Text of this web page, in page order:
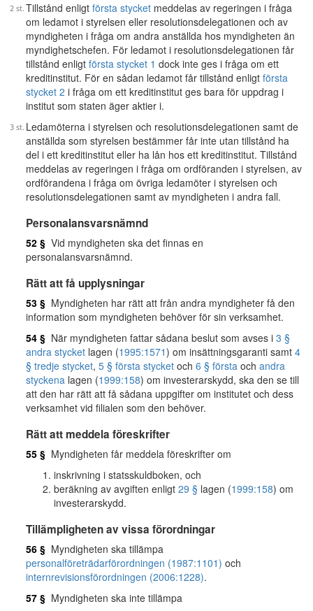
Tillstånd enligt första stycket meddelas av regeringen i fråga
om ledamot i styrelsen eller resolutionsdelegationen och av
myndigheten i fråga om andra anställda hos myndigheten än
myndighetschefen. För ledamot i resolutionsdelegationen får
tillstånd enligt första stycket 1 dock inte ges i fråga om ett
kreditinstitut. För en sådan ledamot får tillstånd enligt första
stycket 2 i fråga om ett kreditinstitut ges bara för uppdrag i
institut som staten äger aktier i.
Ledamöterna i styrelsen och resolutionsdelegationen samt de
anställda som styrelsen bestämmer får inte utan tillstånd ha
del i ett kreditinstitut eller ha lån hos ett kreditinstitut. Tillstånd
meddelas av regeringen i fråga om ordföranden i styrelsen, av
ordförandena i fråga om övriga ledamöter i styrelsen och
resolutionsdelegationen samt av myndigheten i andra fall.
Personalansvarsnämnd
52 § Vid myndigheten ska det finnas en
personalansvarsnämnd.
Rätt att få upplysningar
53 § Myndigheten har rätt att från andra myndigheter få den
information som myndigheten behöver för sin verksamhet.
54 § När myndigheten fattar sådana beslut som avses i 3 §
andra stycket lagen (1995:1571) om insättningsgaranti samt 4
§ tredje stycket, 5 § första stycket och 6 § första och andra
styckena lagen (1999:158) om investerarskydd, ska den se till
att den har rätt att få sådana uppgifter om institutet och dess
verksamhet vid filialen som den behöver.
Rätt att meddela föreskrifter
55 § Myndigheten får meddela föreskrifter om
inskrivning i statsskuldboken, och
beräkning av avgiften enligt 29 § lagen (1999:158) om
investerarskydd.
Tillämpligheten av vissa förordningar
56 § Myndigheten ska tillämpa
personalföreträdarförordningen (1987:1101) och
internrevisionsförordningen (2006:1228).
57 § Myndigheten ska inte tillämpa